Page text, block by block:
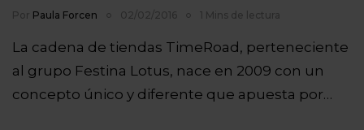
Por Paula Forcen 02/02/2016 1 Mins de lectura
La cadena de tiendas TimeRoad, perteneciente
al grupo Festina Lotus, nace en 2009 con un
concepto único y diferente que apuesta por…